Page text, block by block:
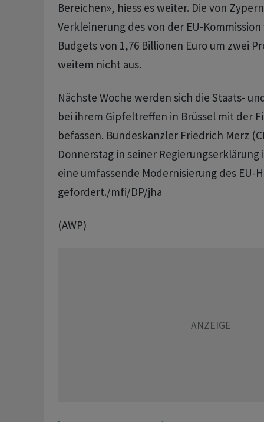
Bereichen», hiess es weiter. Die von
Verkleinerung des von der EU-
Budgets von 1,76 Billionen Euro um zwei
weitem nicht aus.
Nächste Woche werden sich die Staats-
bei ihrem Gipfeltreffen in Brüssel mit der
befassen. Bundeskanzler Friedrich Merz
Donnerstag in seiner
eine umfassende Modernisierung des EU-
gefordert./mfi/DP/jha
(AWP)